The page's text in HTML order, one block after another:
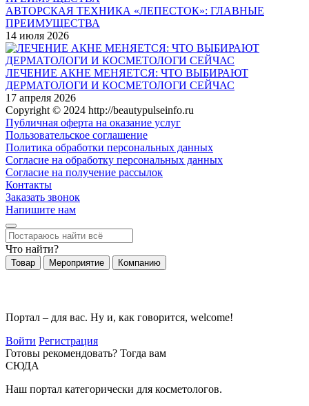
АВТОРСКАЯ ТЕХНИКА «ЛЕПЕСТОК»: ГЛАВНЫЕ
ПРЕИМУЩЕСТВА
14 июля 2026
ЛЕЧЕНИЕ АКНЕ МЕНЯЕТСЯ: ЧТО ВЫБИРАЮТ
ДЕРМАТОЛОГИ И КОСМЕТОЛОГИ СЕЙЧАС
17 апреля 2026
Copyright © 2024 http://beautypulseinfo.ru
Публичная оферта на оказание услуг
Пользовательское соглашение
Политика обработки персональных данных
Согласие на обработку персональных данных
Согласие на получение рассылок
Контакты
Заказать звонок
Напишите нам
Что найти?
Товар Мероприятие Компанию
Портал – для вас. Ну и, как говорится, welcome!
Войти Регистрация
Готовы рекомендовать? Тогда вам
СЮДА
Наш портал категорически для косметологов.